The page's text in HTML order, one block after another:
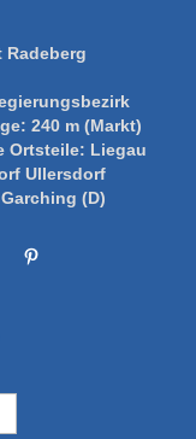
Radeberg
240 m (Markt)
Ortsteile: Liegau
Ullersdorf
Garching (D)